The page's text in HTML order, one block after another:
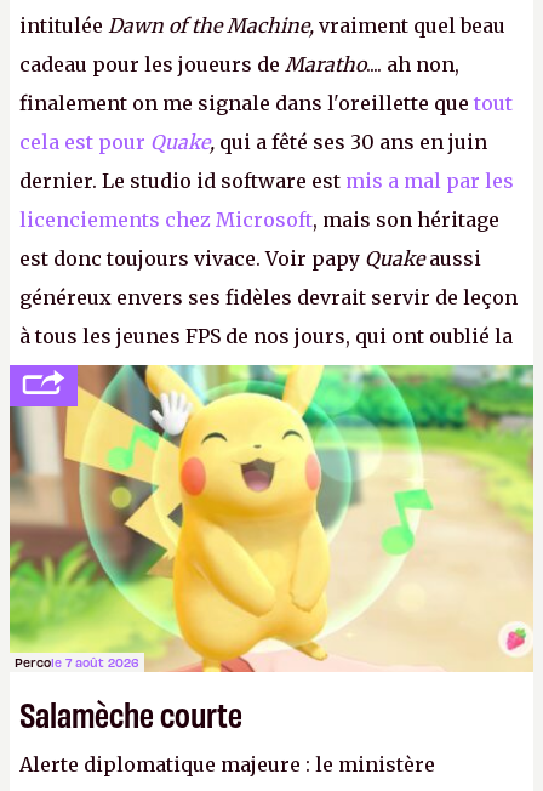
intitulée Dawn of the Machine, vraiment quel beau
cadeau pour les joueurs de Maratho.... ah non,
finalement on me signale dans l'oreillette que tout
cela est pour Quake, qui a fêté ses 30 ans en juin
dernier. Le studio id software est mis a mal par les
licenciements chez Microsoft, mais son héritage
est donc toujours vivace. Voir papy Quakeaussi
généreux envers ses fidèles devrait servir de leçon
à tous les jeunes FPS de nos jours, qui ont oublié la
politesse et le respect envers leurs joueurs et les
anciens. Il leur faudrait une bonne guerre des
consoles à ces petits cons !
Percole 7 août 2026
Salamèche courte
Alerte diplomatique majeure : le ministère